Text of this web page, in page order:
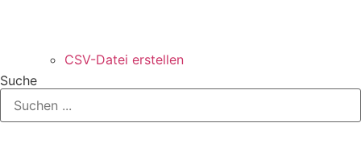
CSV-Datei erstellen
Suche